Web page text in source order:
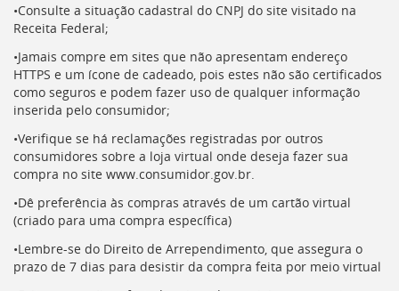
•Consulte a situação cadastral do CNPJ do site visitado na
Receita Federal;
•Jamais compre em sites que não apresentam endereço
HTTPS e um ícone de cadeado, pois estes não são certificados
como seguros e podem fazer uso de qualquer informação
inserida pelo consumidor;
•Verifique se há reclamações registradas por outros
consumidores sobre a loja virtual onde deseja fazer sua
compra no site www.consumidor.gov.br.
•Dê preferência às compras através de um cartão virtual
(criado para uma compra específica)
•Lembre-se do Direito de Arrependimento, que assegura o
prazo de 7 dias para desistir da compra feita por meio virtual